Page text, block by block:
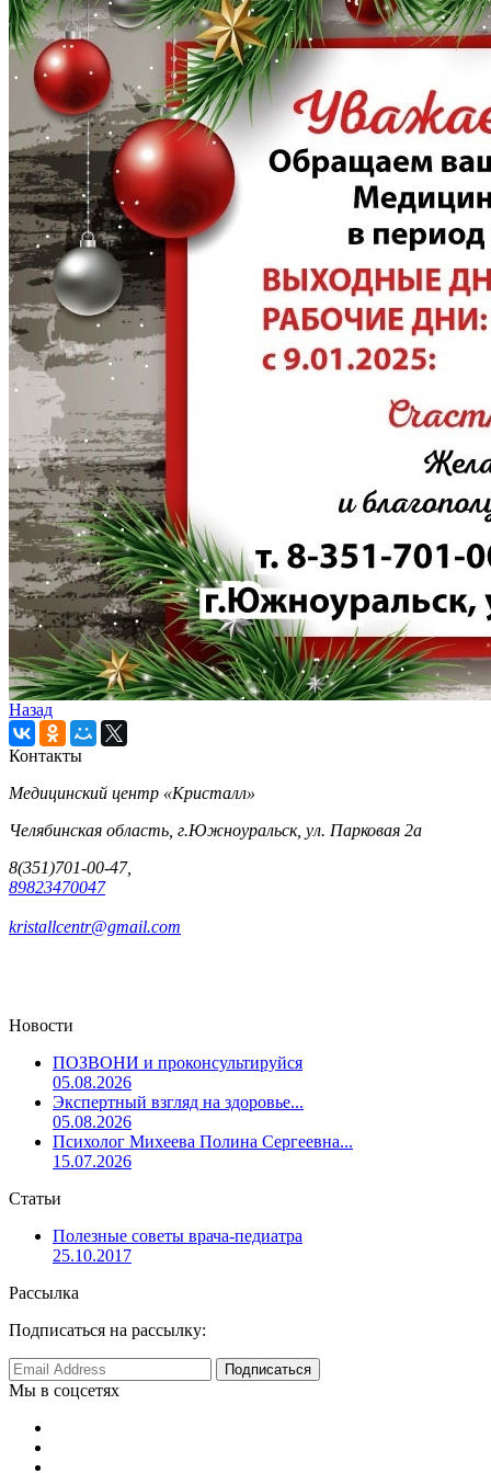
Назад
Контакты
Медицинский центр «Кристалл»
Челябинская область, г.Южноуральск, ул. Парковая 2а
8(351)701-00-47,
89823470047
kristallcentr@gmail.com
Новости
ПОЗВОНИ и проконсультируйся
05.08.2026
Экспертный взгляд на здоровье...
05.08.2026
Психолог Михеева Полина Сергеевна...
15.07.2026
Статьи
Полезные советы врача-педиатра
25.10.2017
Рассылка
Подписаться на рассылку:
Мы в соцсетях